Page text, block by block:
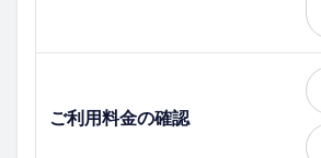
ご利用料金の確認